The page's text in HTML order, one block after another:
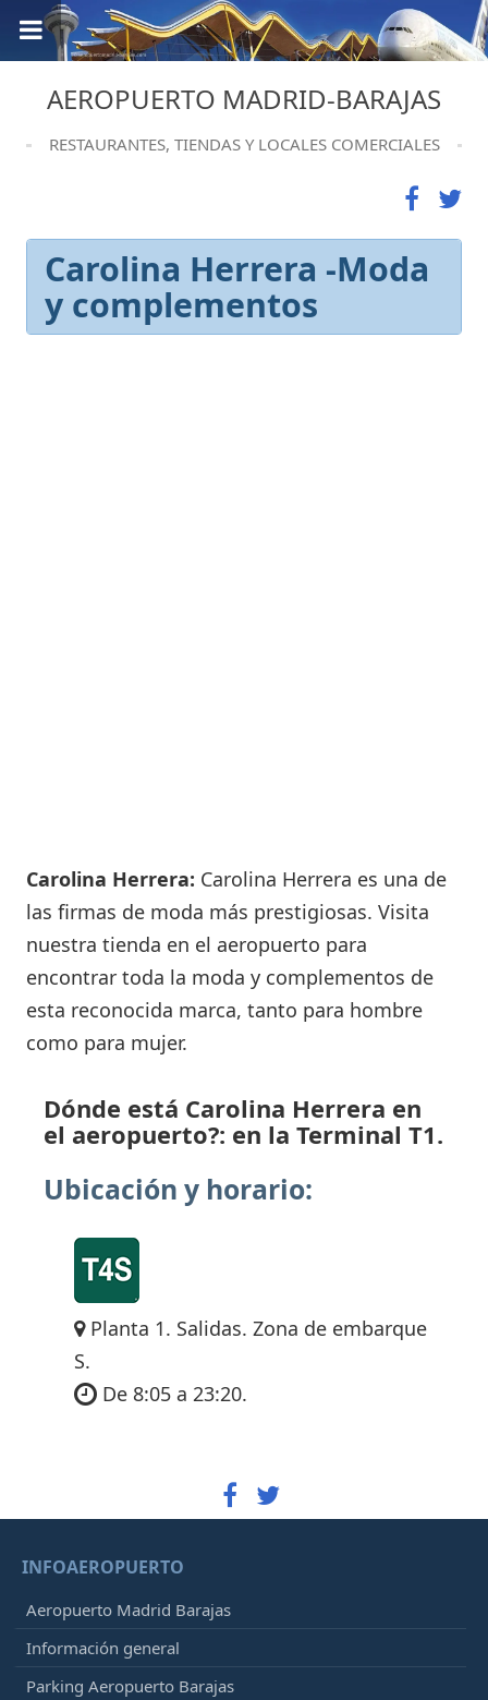
AEROPUERTO MADRID-BARAJAS
RESTAURANTES, TIENDAS Y LOCALES COMERCIALES
Carolina Herrera -Moda
y complementos
Carolina Herrera: Carolina Herrera es una de
las firmas de moda más prestigiosas. Visita
nuestra tienda en el aeropuerto para
encontrar toda la moda y complementos de
esta reconocida marca, tanto para hombre
como para mujer.
Dónde está Carolina Herrera en
el aeropuerto?: en la Terminal T1.
Ubicación y horario:
Planta 1. Salidas. Zona de embarque
S.
De 8:05 a 23:20.
INFOAEROPUERTO
Aeropuerto Madrid Barajas
Información general
Parking Aeropuerto Barajas